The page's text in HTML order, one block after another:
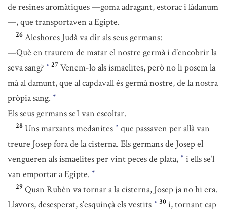
de resines aromàtiques —goma adragant, estorac i làdanum
—, que transportaven a Egipte.
26 Aleshores Judà va dir als seus germans:
—Què en traurem de matar el nostre germà i d’encobrir la
seva sang? * 27 Venem-lo als ismaelites, però no li posem la
mà al damunt, que al capdavall és germà nostre, de la nostra
pròpia sang. *
Els seus germans se’l van escoltar.
28 Uns marxants medanites * que passaven per allà van
treure Josep fora de la cisterna. Els germans de Josep el
vengueren als ismaelites per vint peces de plata, * i ells se’l
van emportar a Egipte. *
29 Quan Rubèn va tornar a la cisterna, Josep ja no hi era.
Llavors, desesperat, s’esquinçà els vestits * 30 i, tornant cap